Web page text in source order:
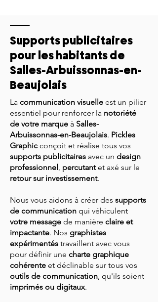
Supports publicitaires
pour les habitants de
Salles-Arbuissonnas-en-
Beaujolais
La communication visuelle est un pilier
essentiel pour renforcer la notoriété
de votre marque à Salles-
Arbuissonnas-en-Beaujolais. Pickles
Graphic conçoit et réalise tous vos
supports publicitaires avec un design
professionnel, percutantet axé sur le
retour sur investissement.
Nous vous aidons à créer des supports
de communication qui véhiculent
votre message de manière claire et
impactante. Nos graphistes
expérimentés travaillent avec vous
pour définir une charte graphique
cohérente et déclinable sur tous vos
outils de communication, qu'ils soient
imprimés ou digitaux.